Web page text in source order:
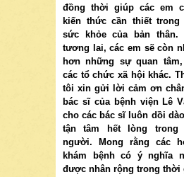
đồng thời giúp các em
kiến thức cần thiết trong
sức khỏe của bản thân.
tương lai, các em sẽ còn
hơn những sự quan
các tổ chức xã hội khác.
tôi xin gửi lời cảm ơn
bác sĩ của bệnh viện Lê
cho các bác sĩ luôn dồi
tận tâm hết lòng trong
người. Mong rằng các
khám bệnh có ý nghĩa
được nhân rộng trong thời